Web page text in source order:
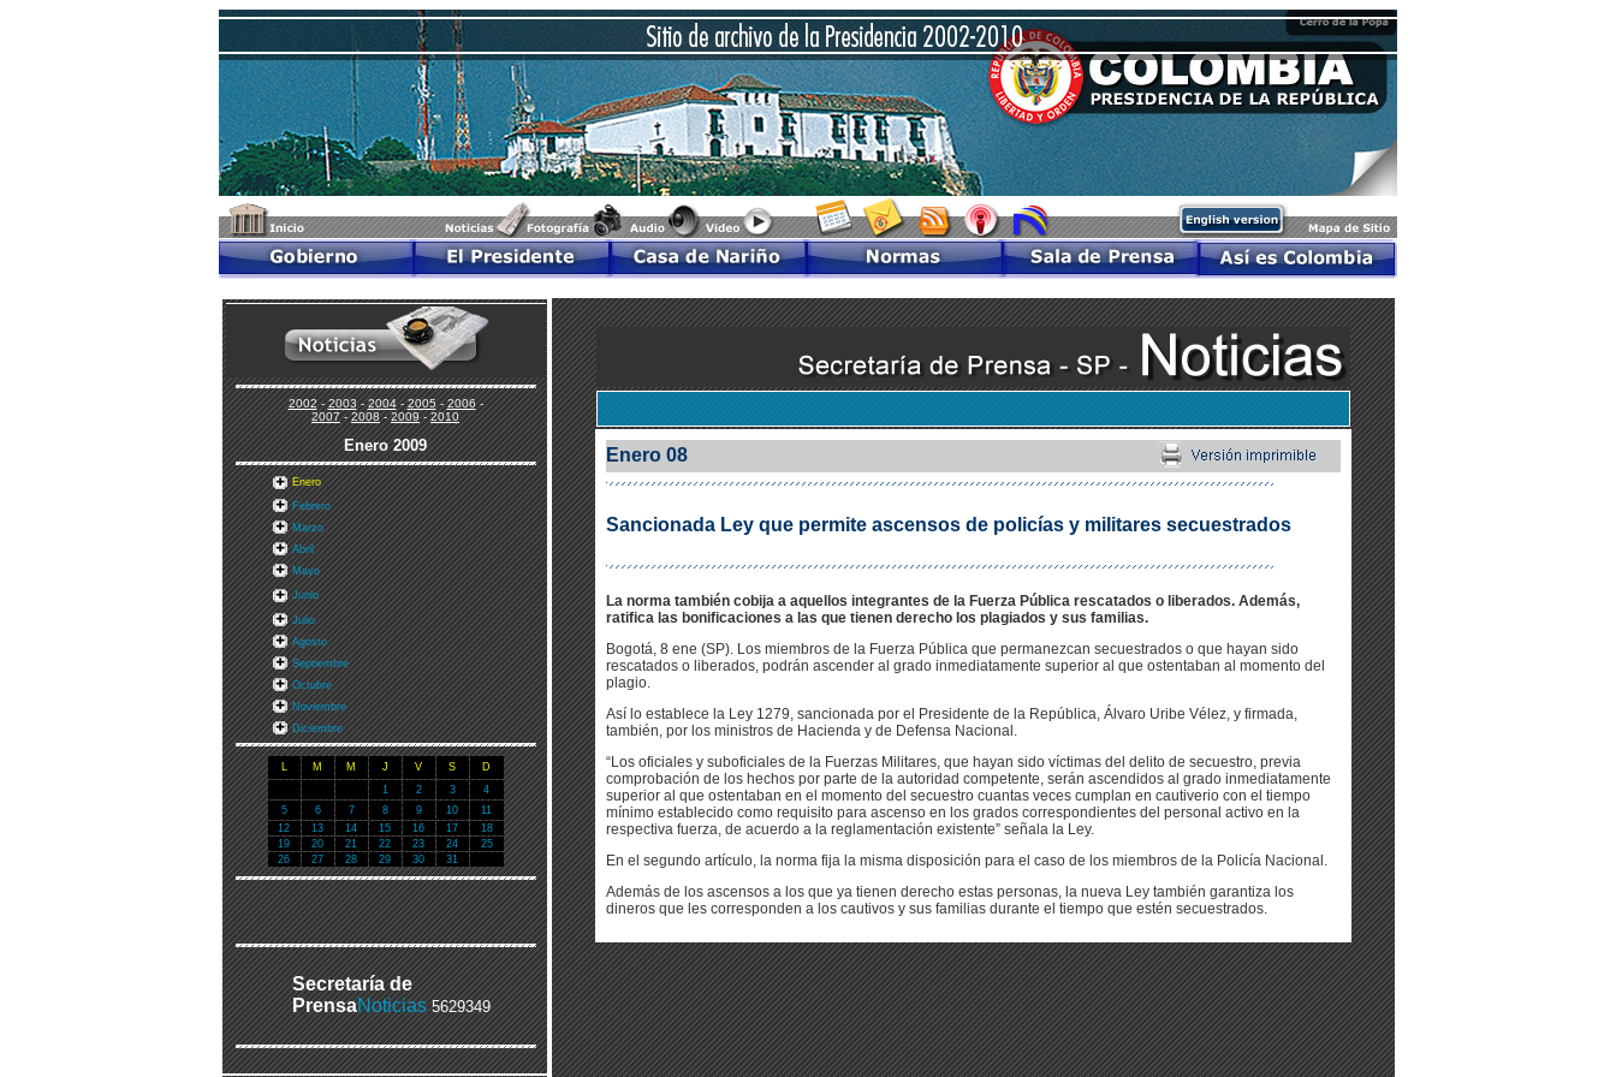
2002-2003-2004-2005-2006-
2007-2008-2009-2010
Enero2009
Enero
Febrero
Marzo
Abril
Mayo
Junio
Julio
Agosto
Septiembre
Octubre
Noviembre
Diciembre
L M M J V S
D
1
2 3
4
5
6 7 8 9 10
11
12
13 14 15 16 17
18
19
20 21 22 23 24
25
26
27 28 29 30 31
Secretaría de
PrensaNoticias 5629349
Enero 08
Sancionada Ley que permite ascensos de policías y militares secuestrados
La norma también cobija a aquellos integrantes de la Fuerza Pública rescatados o liberados. Además,
ratifica las bonificaciones a las que tienen derecho los plagiados y sus familias.
Bogotá, 8 ene (SP). Los miembros de la Fuerza Pública que permanezcan secuestrados o que hayan sido
rescatados o liberados, podrán ascender al grado inmediatamente superior al que ostentaban al momento del
plagio.
Así lo establece la Ley 1279, sancionada por el Presidente de la República, Álvaro Uribe Vélez, y firmada,
también, por los ministros de Hacienda y de Defensa Nacional.
“Los oficiales y suboficiales de la Fuerzas Militares, que hayan sido víctimas del delito de secuestro, previa
comprobación de los hechos por parte de la autoridad competente, serán ascendidos al grado inmediatamente
superior al que ostentaban en el momento del secuestro cuantas veces cumplan en cautiverio con el tiempo
mínimo establecido como requisito para ascenso en los grados correspondientes del personal activo en la
respectiva fuerza, de acuerdo a la reglamentación existente” señala la Ley.
En el segundo artículo, la norma fija la misma disposición para el caso de los miembros de la Policía Nacional.
Además de los ascensos a los que ya tienen derecho estas personas, la nueva Ley también garantiza los
dineros que les corresponden a los cautivos y sus familias durante el tiempo que estén secuestrados.